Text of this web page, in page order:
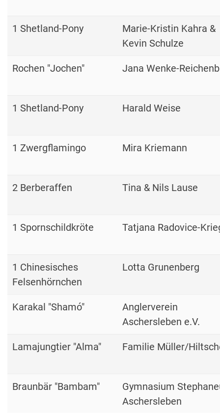
1 Shetland-Pony
Marie-Kristin Kahra &
Kevin Schulze
Rochen "Jochen" Jana Wenke-
1 Shetland-Pony Harald Weise
1 Zwergflamingo Mira Kriemann
2 Berberaffen Tina & Nils Lause
1 Spornschildkröte Tatjana Radovice-
1 Chinesisches
Felsenhörnchen
Lotta Grunenberg
Karakal "Shamó"
Anglerverein
Aschersleben e.V.
Lamajungtier "Alma" Familie Müller/
Braunbär "Bambam"
Gymnasium
Aschersleben